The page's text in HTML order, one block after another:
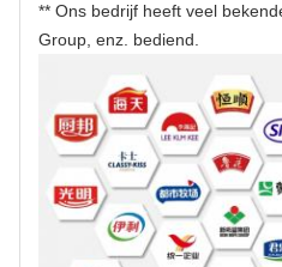
** Ons bedrijf heeft veel
Group, enz. bediend.